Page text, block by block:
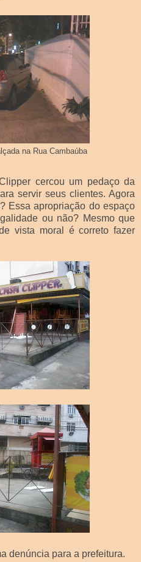
na Rua Cambaúba
cercou um pedaço da
servir seus clientes. Agora
Essa apropriação do espaço
ou não? Mesmo que
vista moral é correto fazer
denúncia para a prefeitura.